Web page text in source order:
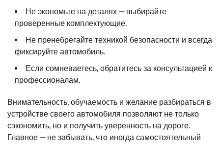
Не экономьте на деталях — выбирайте
проверенные комплектующие.
Не пренебрегайте техникой безопасности и всегда
фиксируйте автомобиль.
Если сомневаетесь, обратитесь за консультацией к
профессионалам.
Внимательность, обучаемость и желание разбираться в
устройстве своего автомобиля позволяют не только
сэкономить, но и получить уверенность на дороге.
Главное — не забывать, что иногда самостоятельный